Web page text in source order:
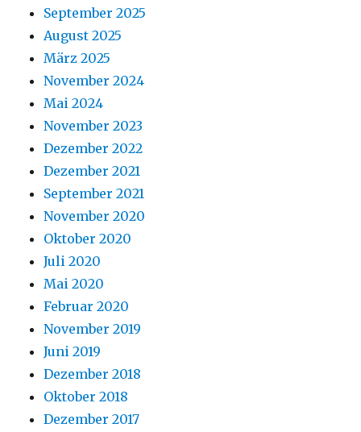
September 2025
August 2025
März 2025
November 2024
Mai 2024
November 2023
Dezember 2022
Dezember 2021
September 2021
November 2020
Oktober 2020
Juli 2020
Mai 2020
Februar 2020
November 2019
Juni 2019
Dezember 2018
Oktober 2018
Dezember 2017